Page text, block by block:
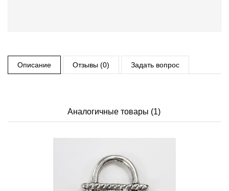
Описание Отзывы (0) Задать вопрос
Аналогичные товары (1)